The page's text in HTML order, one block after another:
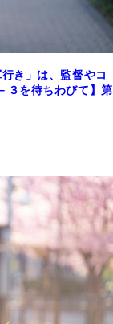
き」は、監督やコ
３を待ちわびて】第